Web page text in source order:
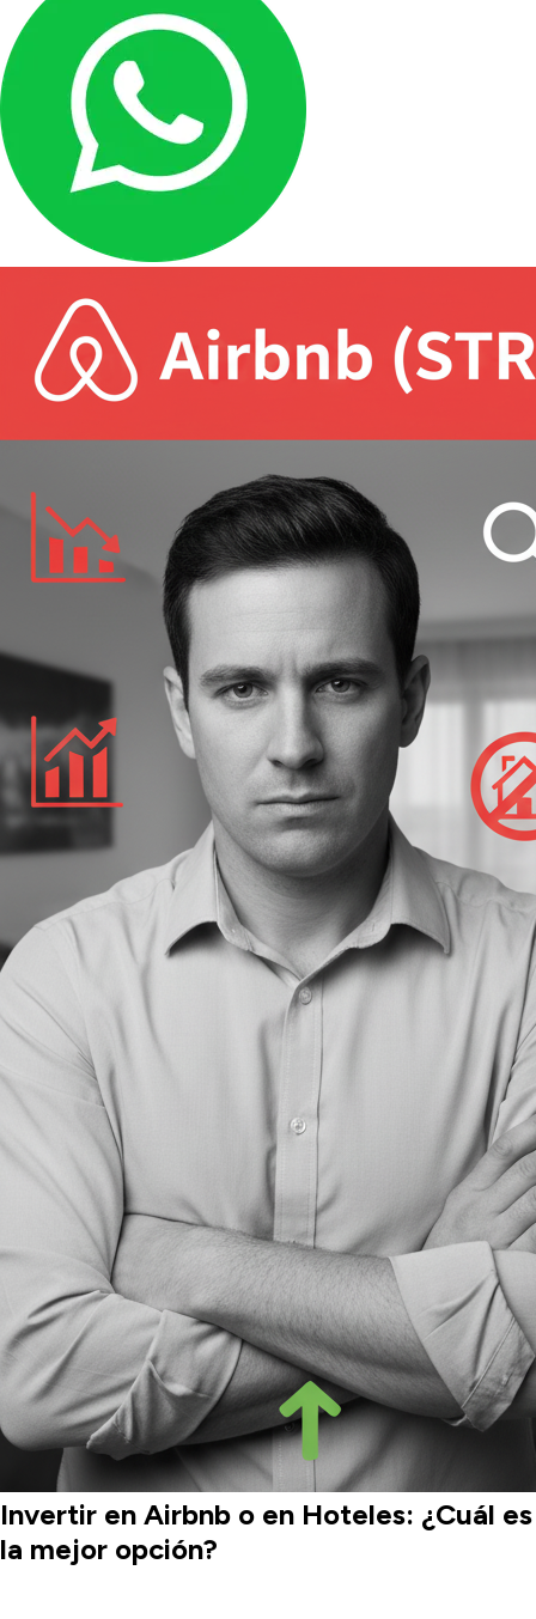
Invertir en Airbnb o en Hoteles: ¿Cuál es
la mejor opción?